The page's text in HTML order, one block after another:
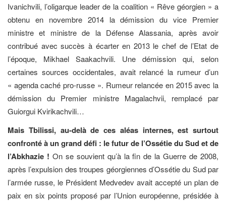
Ivanichvili, l’oligarque leader de la coalition « Rêve géorgien » a
obtenu en novembre 2014 la démission du vice Premier
ministre et ministre de la Défense Alassania, après avoir
contribué avec succès à écarter en 2013 le chef de l’Etat de
l’époque, Mikhael Saakachvili. Une démission qui, selon
certaines sources occidentales, avait relancé la rumeur d’un
« agenda caché pro-russe ». Rumeur relancée en 2015 avec la
démission du Premier ministre Magalachvii, remplacé par
Guiorgui Kvirikachvili…
Mais Tbilissi, au-delà de ces aléas internes, est surtout
confronté à un grand défi : le futur de l’Ossétie du Sud et de
l’Abkhazie ! On se souvient qu’à la fin de la Guerre de 2008,
après l’expulsion des troupes géorgiennes d’Ossétie du Sud par
l’armée russe, le Président Medvedev avait accepté un plan de
paix en six points proposé par l’Union européenne, présidée à